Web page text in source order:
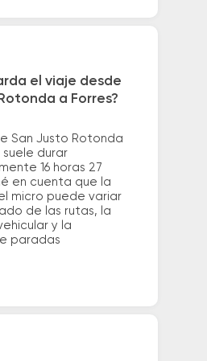
el viaje desde
a Forres?
San Justo Rotonda
suele durar
16 horas 27
en cuenta que la
micro puede variar
de las rutas, la
y la
paradas